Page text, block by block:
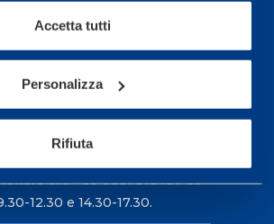
Accetta tutti
Personalizza
Rifiuta
S.r.l. - Via Busto Fagnano 38,
(Varese) Italia.
allo +39 0331 575757 da
12.30 e 14.30-17.30.